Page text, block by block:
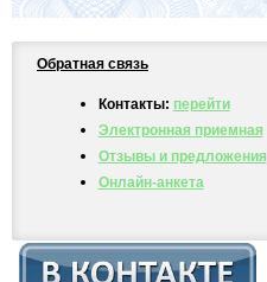
Обратная связь
Контакты: перейти
Электронная приемная
Отзывы и предложения
Онлайн-анкета